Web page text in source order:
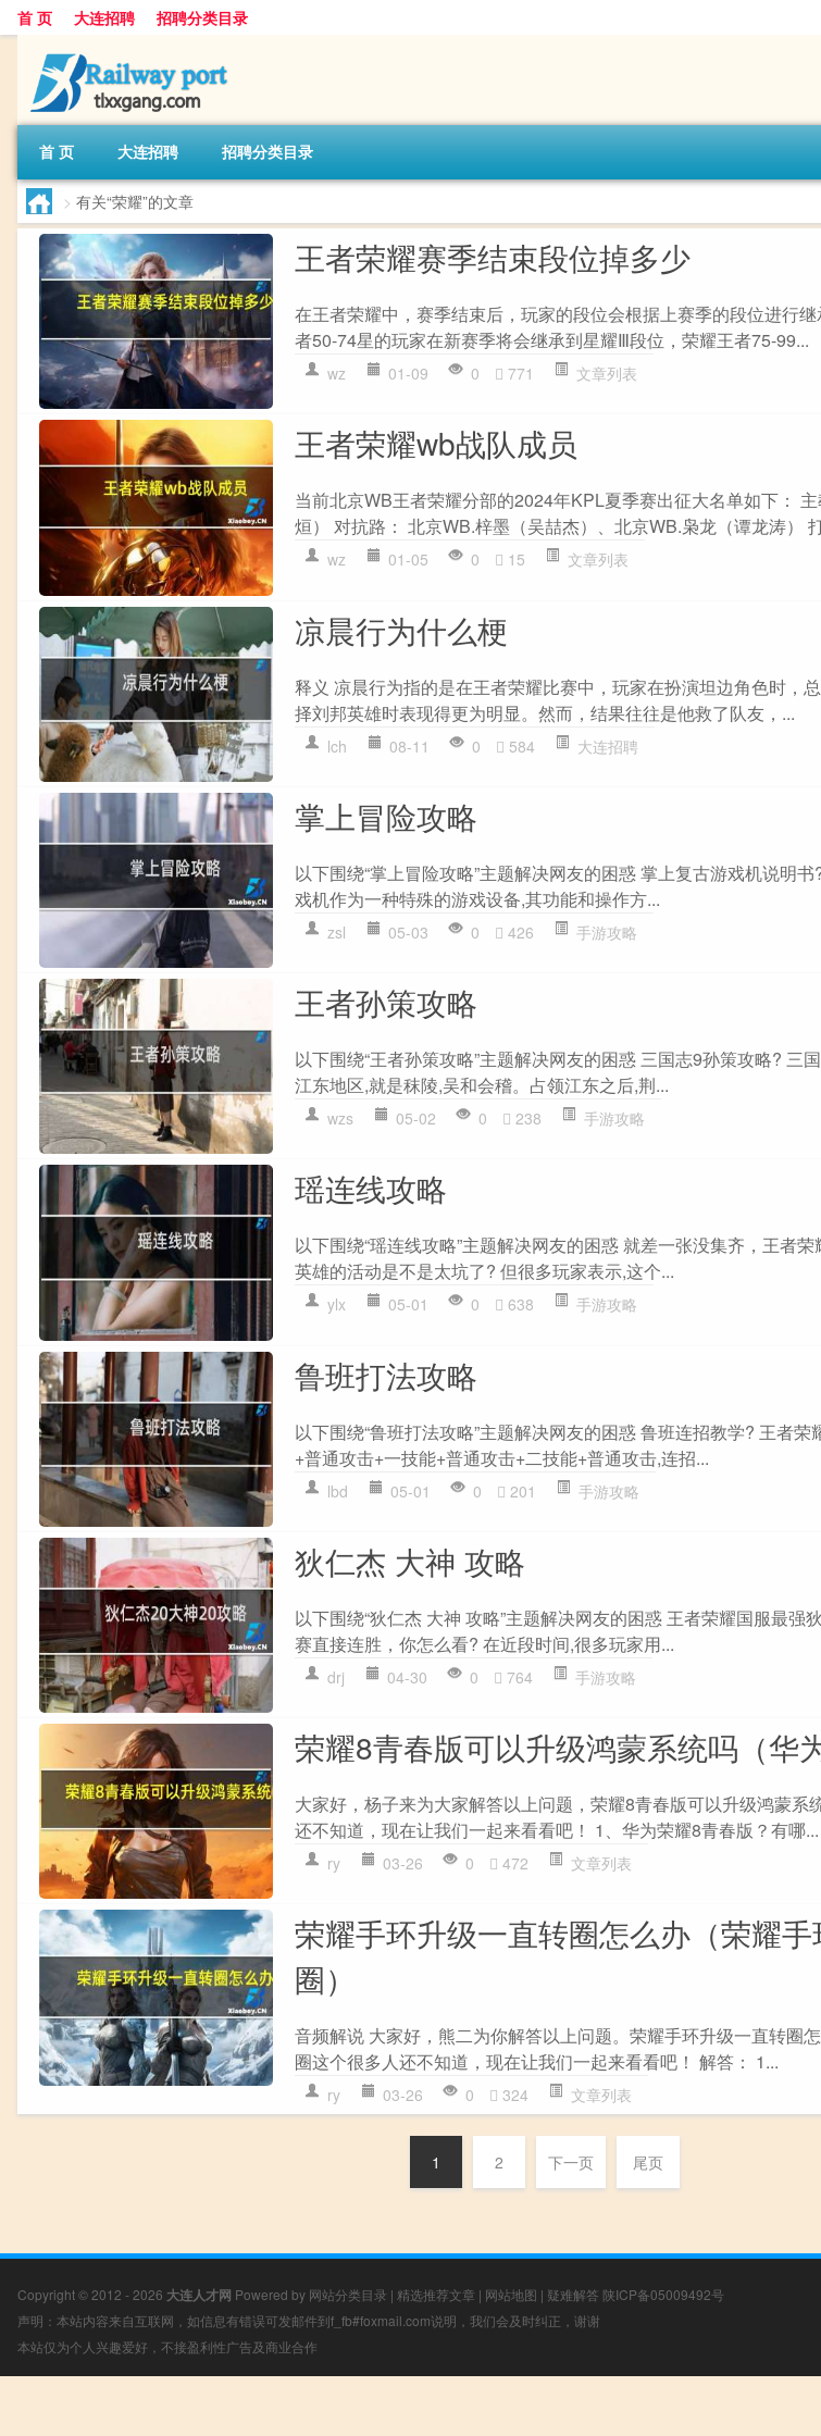
首 页 大连招聘 招聘分类目录
首 页 大连招聘 招聘分类目录
> 有关“荣耀”的文章
王者荣耀赛季结束段位掉多少
在王者荣耀中，赛季结束后，玩家的段位会根据上赛季的段位进行
者50-74星的玩家在新赛季将会继承到星耀Ⅲ段位，荣耀王者75-99...
wz 01-09 0 771 文章列表
王者荣耀wb战队成员
当前北京WB王者荣耀分部的2024年KPL夏季赛出征大名单如下：
烜） 对抗路： 北京WB.梓墨（吴喆杰）、北京WB.枭龙（谭龙涛）
wz 01-05 0 15 文章列表
凉晨行为什么梗
释义 凉晨行为指的是在王者荣耀比赛中，玩家在扮演坦边角色时，
择刘邦英雄时表现得更为明显。然而，结果往往是他救了队友，...
lch 08-11 0 584 大连招聘
掌上冒险攻略
以下围绕“掌上冒险攻略”主题解决网友的困惑 掌上复古游戏机说明
戏机作为一种特殊的游戏设备,其功能和操作方...
zsl 05-03 0 426 手游攻略
王者孙策攻略
以下围绕“王者孙策攻略”主题解决网友的困惑 三国志9孙策攻略? 三
江东地区,就是秣陵,吴和会稽。占领江东之后,荆...
wzs 05-02 0 238 手游攻略
瑶连线攻略
以下围绕“瑶连线攻略”主题解决网友的困惑 就差一张没集齐，王者荣
英雄的活动是不是太坑了? 但很多玩家表示,这个...
ylx 05-01 0 638 手游攻略
鲁班打法攻略
以下围绕“鲁班打法攻略”主题解决网友的困惑 鲁班连招教学? 王者
+普通攻击+一技能+普通攻击+二技能+普通攻击,连招...
lbd 05-01 0 201 手游攻略
狄仁杰 大神 攻略
以下围绕“狄仁杰 大神 攻略”主题解决网友的困惑 王者荣耀国服最强
赛直接连胜，你怎么看? 在近段时间,很多玩家用...
drj 04-30 0 764 手游攻略
荣耀8青春版可以升级鸿蒙系统吗（华
大家好，杨子来为大家解答以上问题，荣耀8青春版可以升级鸿蒙系
还不知道，现在让我们一起来看看吧！ 1、华为荣耀8青春版？有哪...
ry 03-26 0 472 文章列表
荣耀手环升级一直转圈怎么办（荣耀
圈）
音频解说 大家好，熊二为你解答以上问题。荣耀手环升级一直转圈
圈这个很多人还不知道，现在让我们一起来看看吧！ 解答： 1...
ry 03-26 0 324 文章列表
1 2 下一页 尾页
Copyright © 2012 - 2026 大连人才网 Powered by 网站分类目录 | 精选推荐文章 | 网站地图 | 疑难解答 陕ICP备05009492号
声明：本站内容来自互联网，如信息有错误可发邮件到f_fb#foxmail.com说明，我们会及时纠正，谢谢
本站仅为个人兴趣爱好，不接盈利性广告及商业合作